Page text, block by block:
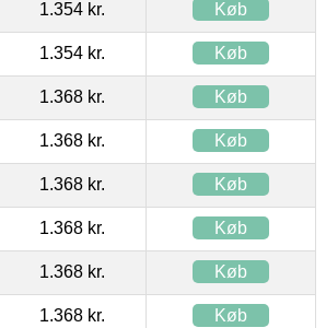
1.354 kr. Køb
1.354 kr. Køb
1.368 kr. Køb
1.368 kr. Køb
1.368 kr. Køb
1.368 kr. Køb
1.368 kr. Køb
1.368 kr. Køb